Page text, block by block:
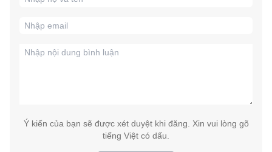
Ý kiến của bạn sẽ được xét duyệt khi đăng. Xin vui lòng gõ
tiếng Việt có dấu.